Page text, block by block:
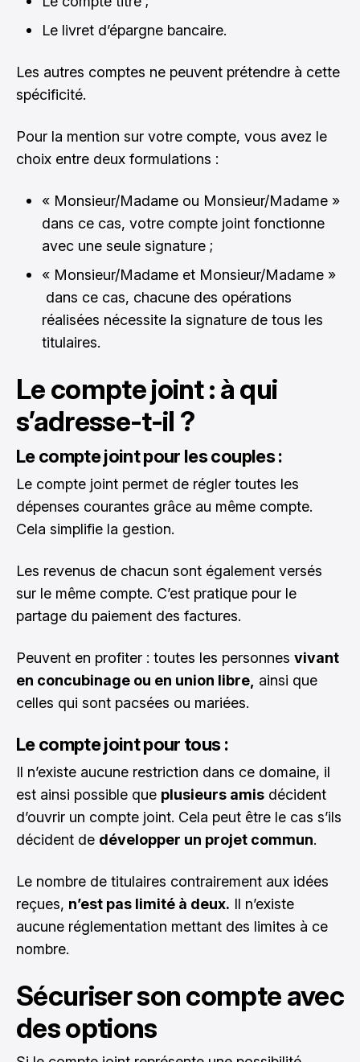
Le livret d’épargne bancaire.
Les autres comptes ne peuvent prétendre à cette
spécificité.
Pour la mention sur votre compte, vous avez le
choix entre deux formulations :
« Monsieur/Madame ou Monsieur/Madame »
dans ce cas, votre compte joint fonctionne
avec une seule signature ;
« Monsieur/Madame et Monsieur/Madame »
dans ce cas, chacune des opérations
réalisées nécessite la signature de tous les
titulaires.
Le compte joint : à qui
s’adresse-t-il ?
Le compte joint pour les couples :
Le compte joint permet de régler toutes les
dépenses courantes grâce au même compte.
Cela simplifie la gestion.
Les revenus de chacun sont également versés
sur le même compte. C’est pratique pour le
partage du paiement des factures.
Peuvent en profiter : toutes les personnes vivant
en concubinage ou en union libre, ainsi que
celles qui sont pacsées ou mariées.
Le compte joint pour tous :
Il n’existe aucune restriction dans ce domaine, il
est ainsi possible que plusieurs amis décident
d’ouvrir un compte joint. Cela peut être le cas s’ils
décident de développer un projet commun.
Le nombre de titulaires contrairement aux idées
reçues, n’est pas limité à deux. Il n’existe
aucune réglementation mettant des limites à ce
nombre.
Sécuriser son compte avec
des options